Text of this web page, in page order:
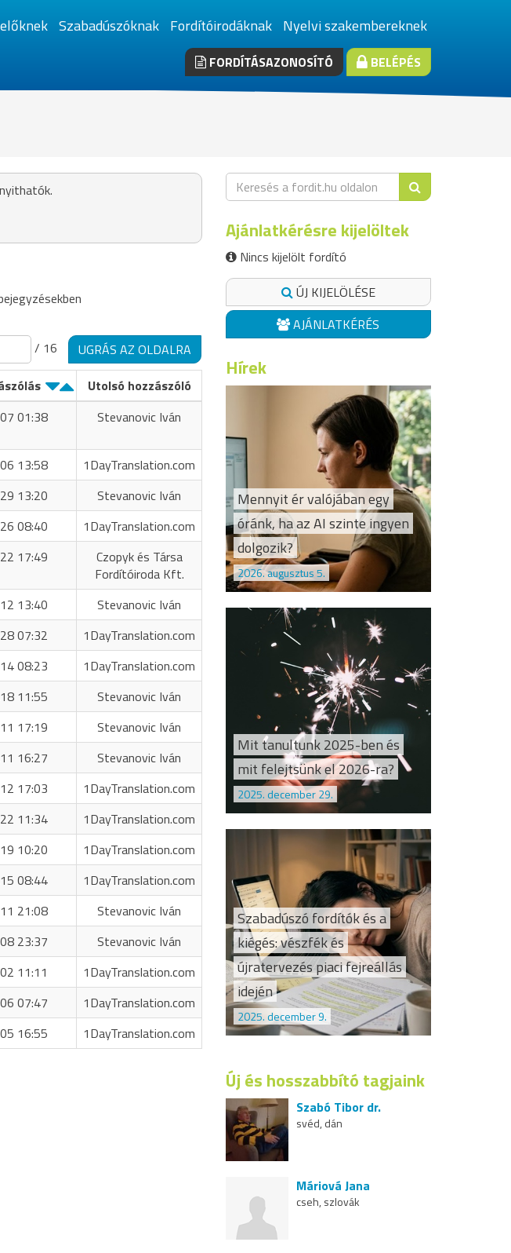
Szabadúszóknak Fordítóirodáknak Nyelvi szakembereknek
FORDÍTÁSAZONOSÍTÓ BELÉPÉS
/ 16
UGRÁS AZ OLDALRA
Utolsó hozzászóló
01:38 Stevanovic Iván
13:58
1DayTranslation.com
13:20
Stevanovic Iván
08:40
1DayTranslation.com
17:49
Czopyk és Társa
Fordítóiroda Kft.
13:40
Stevanovic Iván
07:32
1DayTranslation.com
08:23
1DayTranslation.com
11:55
Stevanovic Iván
17:19
Stevanovic Iván
16:27
Stevanovic Iván
17:03
1DayTranslation.com
11:34
1DayTranslation.com
10:20
1DayTranslation.com
08:44
1DayTranslation.com
21:08
Stevanovic Iván
23:37
Stevanovic Iván
11:11
1DayTranslation.com
07:47
1DayTranslation.com
16:55 1DayTranslation.com
Ajánlatkérésre kijelöltek
Nincs kijelölt fordító
ÚJ KIJELÖLÉSE
AJÁNLATKÉRÉS
Hírek
Mennyit ér valójában egy
óránk, ha az AI szinte ingyen
dolgozik?
2026. augusztus 5.
Mit tanultunk 2025-ben és
mit felejtsünk el 2026-ra?
2025. december 29.
Szabadúszó fordítók és a
kiégés: vészfék és
újratervezés piaci fejreállás
idején
2025. december 9.
Új és hosszabbító tagjaink
Szabó Tibor dr.
svéd, dán
Máriová Jana
cseh, szlovák